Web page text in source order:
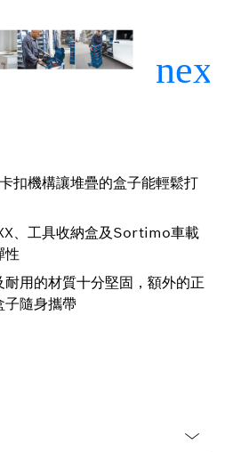
扣機構讓堆疊的盒子能輕鬆打
、工具收納盒及Sortimo車載
性
用的材質十分堅固，額外的正
子隨身攜帶